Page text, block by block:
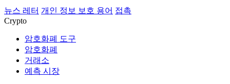
뉴스 레터 개인 정보 보호 용어 접촉
Crypto
암호화폐 도구
암호화폐
거래소
예측 시장